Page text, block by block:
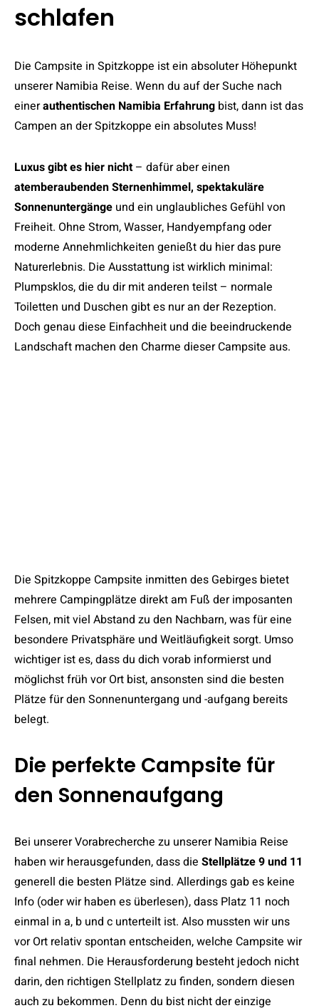
schlafen
Die Campsite in Spitzkoppe ist ein absoluter Höhepunkt
unserer Namibia Reise. Wenn du auf der Suche nach
einerauthentischen Namibia Erfahrung bist, dann ist das
Campen an der Spitzkoppe ein absolutes Muss!
Luxus gibt es hier nicht– dafür aber einen
atemberaubenden Sternenhimmel, spektakuläre
Sonnenuntergänge und ein unglaubliches Gefühl von
Freiheit. Ohne Strom, Wasser, Handyempfang oder
moderne Annehmlichkeiten genießt du hier das pure
Naturerlebnis. Die Ausstattung ist wirklich minimal:
Plumpsklos, die du dir mit anderen teilst – normale
Toiletten und Duschen gibt es nur an der Rezeption.
Doch genau diese Einfachheit und die beeindruckende
Landschaft machen den Charme dieser Campsite aus.
Die Spitzkoppe Campsite inmitten des Gebirges bietet
mehrere Campingplätze direkt am Fuß der imposanten
Felsen, mit viel Abstand zu den Nachbarn, was für eine
besondere Privatsphäre und Weitläufigkeit sorgt. Umso
wichtiger ist es, dass du dich vorab informierst und
möglichst früh vor Ort bist, ansonsten sind die besten
Plätze für den Sonnenuntergang und -aufgang bereits
belegt.
Die perfekte Campsite für
den Sonnenaufgang
Bei unserer Vorabrecherche zu unserer Namibia Reise
haben wir herausgefunden, dass die Stellplätze 9 und 11
generell die besten Plätze sind. Allerdings gab es keine
Info (oder wir haben es überlesen), dass Platz 11 noch
einmal in a, b und c unterteilt ist. Also mussten wir uns
vor Ort relativ spontan entscheiden, welche Campsite wir
final nehmen. Die Herausforderung besteht jedoch nicht
darin, den richtigen Stellplatz zu finden, sondern diesen
auch zu bekommen. Denn du bist nicht der einzige